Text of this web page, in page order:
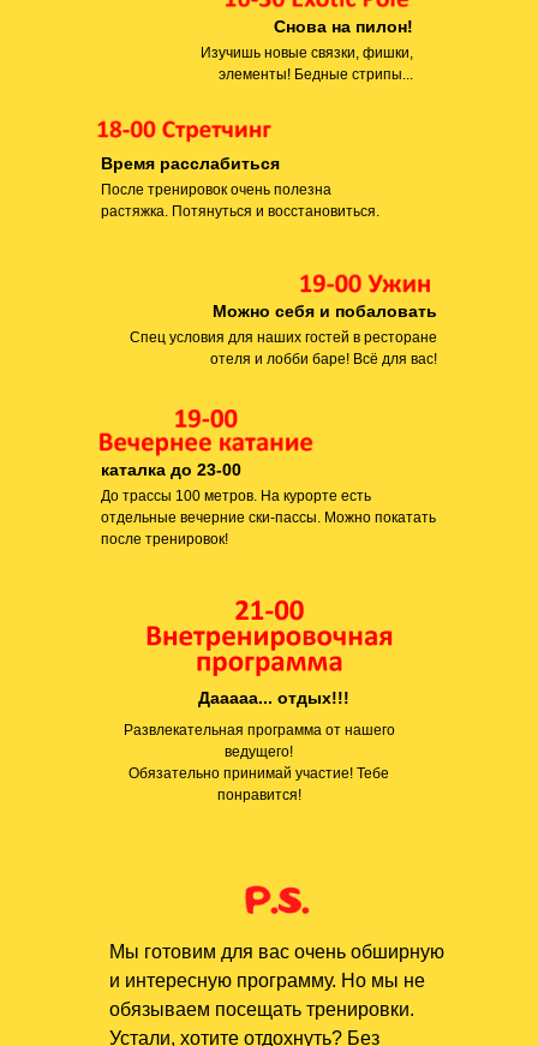
Дааааа... отдых!!!
Развлекательная программа от нашего
ведущего!
Обязательно принимай участие! Тебе
понравится!
Можно себя и побаловать
Спец условия для наших гостей в ресторане
отеля и лобби баре! Всё для вас!
Снова на пилон!
Изучишь новые связки, фишки,
элементы! Бедные стрипы...
Время расслабиться
После тренировок очень полезна
растяжка. Потянуться и восстановиться.
Мы готовим для вас очень обширную
и интересную программу. Но мы не
обязываем посещать тренировки.
Устали, хотите отдохнуть? Без
каталка до 23-00
До трассы 100 метров. На курорте есть
отдельные вечерние ски-пассы. Можно покатать
после тренировок!